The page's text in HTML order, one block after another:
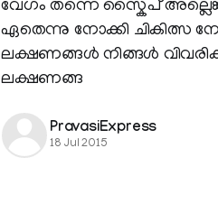
വേഗം തന്നെ സ്കൈപ്
ഏതെന്നു നോക്കി ചികിത്സ
ലക്ഷണങ്ങള്‍ നിങ്ങള്‍
ലക്ഷണങ്ങ
PravasiExpress
18 Jul 2015